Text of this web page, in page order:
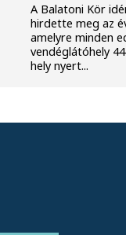
A Balatoni Kör
hirdette meg az
amelyre minden
vendéglátóhely
hely nyert...